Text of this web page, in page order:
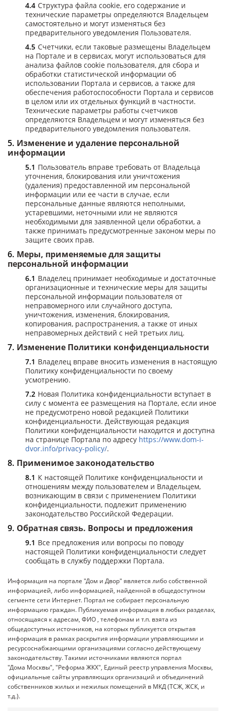
Структура файла cookie, его содержание и
технические параметры определяются Владельцем
самостоятельно и могут изменяться без
предварительного уведомления Пользователя.
Счетчики, если таковые размещены Владельцем
на Портале и в сервисах, могут использоваться для
анализа файлов cookie пользователя, для сбора и
обработки статистической информации об
использовании Портала и сервисов, а также для
обеспечения работоспособности Портала и сервисов
в целом или их отдельных функций в частности.
Технические параметры работы счетчиков
определяются Владельцем и могут изменяться без
предварительного уведомления пользователя.
Изменение и удаление персональной
информации
Пользователь вправе требовать от Владельца
уточнения, блокирования или уничтожения
(удаления) предоставленной им персональной
информации или ее части в случае, если
персональные данные являются неполными,
устаревшими, неточными или не являются
необходимыми для заявленной цели обработки, а
также принимать предусмотренные законом меры по
защите своих прав.
Меры, применяемые для защиты
персональной информации
Владелец принимает необходимые и достаточные
организационные и технические меры для защиты
персональной информации пользователя от
неправомерного или случайного доступа,
уничтожения, изменения, блокирования,
копирования, распространения, а также от иных
неправомерных действий с ней третьих лиц.
Изменение Политики конфиденциальности
Владелец вправе вносить изменения в настоящую
Политику конфиденциальности по своему
усмотрению.
Новая Политика конфиденциальности вступает в
силу с момента ее размещения на Портале, если иное
не предусмотрено новой редакцией Политики
конфиденциальности. Действующая редакция
Политики конфиденциальности находится и доступна
на странице Портала по адресу https://www.dom-i-
dvor.info/privacy-policy/.
Применимое законодательство
К настоящей Политике конфиденциальности и
отношениям между пользователем и Владельцем,
возникающим в связи с применением Политики
конфиденциальности, подлежит применению
законодательство Российской Федерации.
Обратная связь. Вопросы и предложения
Все предложения или вопросы по поводу
настоящей Политики конфиденциальности следует
сообщать в службу поддержки Портала.
Информация на портале "Дом и Двор" является либо собственной
информацией, либо информацией, найденной в общедоступном
сегменте сети Интернет. Портал не собирает персональную
информацию граждан. Публикуемая информация в любых разделах,
относящаяся к адресам, ФИО , телефонам и т.п. взята из
общедоступных источников, на которых публикуется открытая
информация в рамках раскрытия информации управляющими и
ресурсоснабжающими организациями согласно действующему
законодательству. Такими источниками являются портал
"Дома Москвы", "Реформа ЖКХ", Единый реестр управления Москвы,
официальные сайты управляющих организаций и объединений
собственников жилых и нежилых помещений в МКД (ТСЖ, ЖСК, и
т.д.).